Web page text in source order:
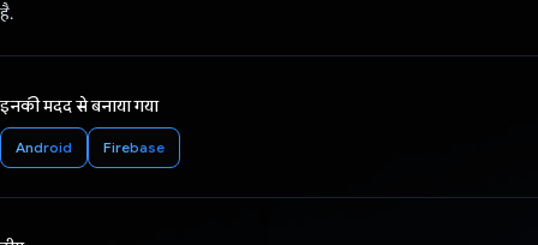
है.
इनकी मदद से बनाया गया
Android Firebase